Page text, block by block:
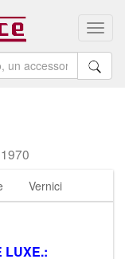
Vernici
LUXE.: